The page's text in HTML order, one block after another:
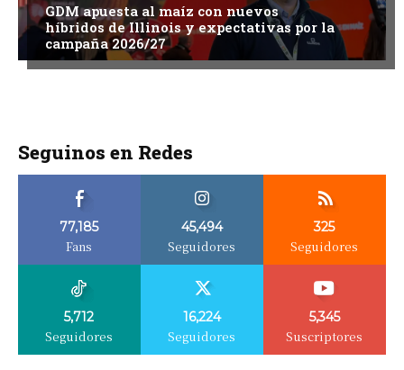
GDM apuesta al maíz con nuevos
híbridos de Illinois y expectativas por la
campaña 2026/27
Seguinos en Redes
77,185
Fans
45,494
Seguidores
325
Seguidores
5,712
Seguidores
16,224
Seguidores
5,345
Suscriptores